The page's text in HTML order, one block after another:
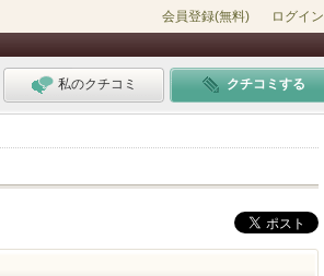
会員登録(無料) ログイン
私のクチコミ クチコミする